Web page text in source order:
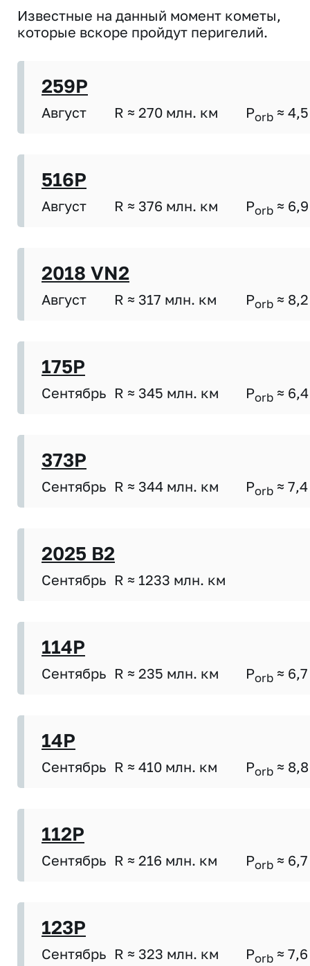
Известные на данный момент кометы,
которые вскоре пройдут перигелий.
259P
Август R ≈ 270 млн. км Porb ≈ 4,5
516P
Август R ≈ 376 млн. км Porb ≈ 6,9
2018 VN2
Август R ≈ 317 млн. км Porb ≈ 8,2
175P
Сентябрь R ≈ 345 млн. км Porb ≈ 6,4
373P
Сентябрь R ≈ 344 млн. км Porb ≈ 7,4
2025 B2
Сентябрь R ≈ 1233 млн. км
114P
Сентябрь R ≈ 235 млн. км Porb ≈ 6,7
14P
Сентябрь R ≈ 410 млн. км Porb ≈ 8,8
112P
Сентябрь R ≈ 216 млн. км Porb ≈ 6,7
123P
Сентябрь R ≈ 323 млн. км Porb ≈ 7,6